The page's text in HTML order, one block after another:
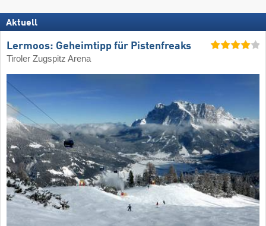
Aktuell
Lermoos: Geheimtipp für Pistenfreaks
Tiroler Zugspitz Arena